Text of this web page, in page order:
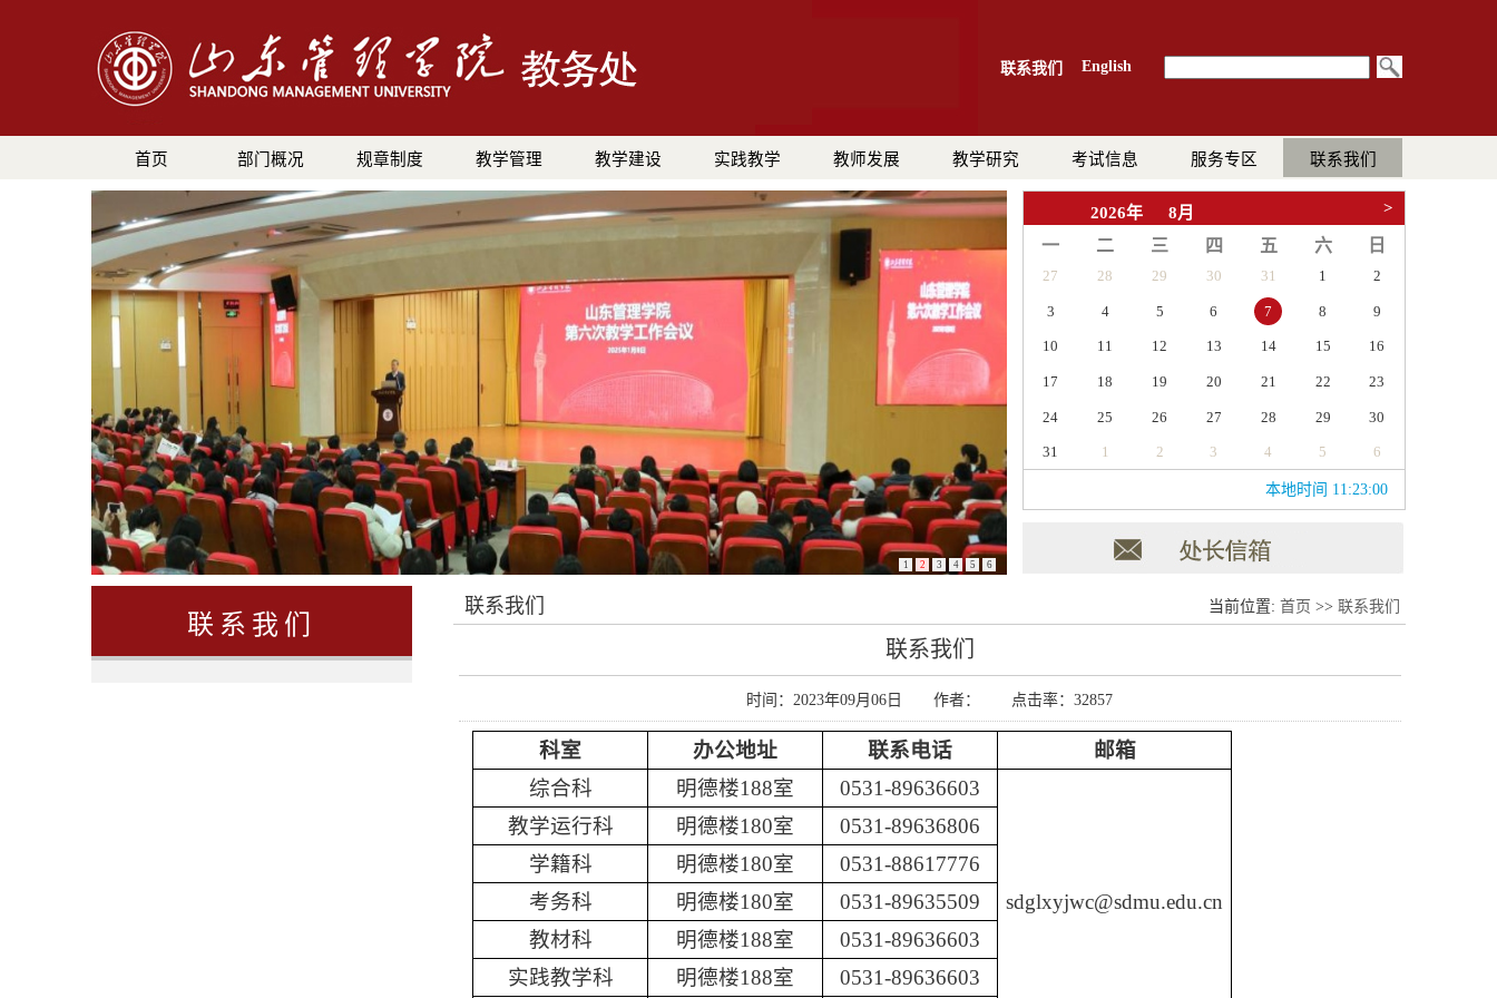
联系我们 English
首页 部门概况 规章制度 教学管理 教学建设 实践教学 教师发展 教学研究 考试信息 服务专区 联系我们
1 2 3 4 5 6
2026年 8月 >
一 二 三 四 五 六 日
27 28 29 30 31 1 2
3 4 5 6 7 8 9
10 11 12 13 14 15 16
17 18 19 20 21 22 23
24 25 26 27 28 29 30
31 1 2 3 4 5 6
本地时间 11:23:01
联系我们
联系我们 当前位置: 首页 >> 联系我们
联系我们
时间：2023年09月06日 作者： 点击率： 32857
科室 办公地址 联系电话
邮箱
综合科
明德楼188室 0531-89636603
sdglxyjwc@sdmu.edu.cn
教学运行科 明德楼180室
0531-89636806
学籍科
明德楼180室
0531-88617776
考务科
明德楼180室
0531-89635509
教材科
明德楼188室
0531-89636603
实践教学科
明德楼188室 0531-89636603